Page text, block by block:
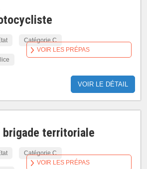
Catégorie C
VOIR LE DÉTAIL
VOIR LES PRÉPAS
brigade territoriale
Catégorie C
VOIR LES PRÉPAS